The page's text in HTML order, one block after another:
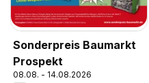
Sonderpreis Baumarkt
Prospekt
08.08. - 14.08.2026